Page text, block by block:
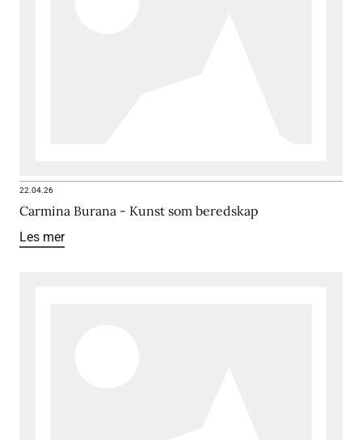
22.04.26
Carmina Burana - Kunst som beredskap
Les mer